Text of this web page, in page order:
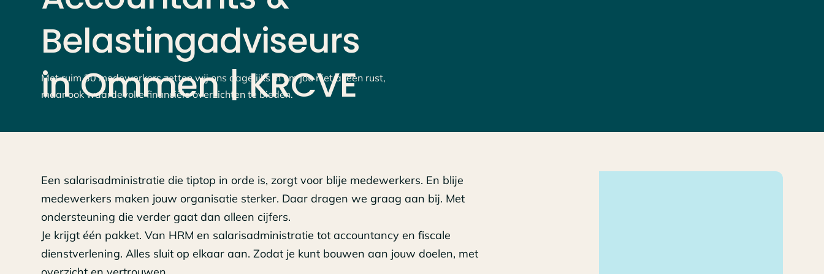
Belastingadviseurs
in Ommen | KRCVE
Met ruim 30 medewerkers zetten wij ons dagelijks in om jou niet alleen rust,
maar ook waardevolle financiële overzichten te bieden.
Een salarisadministratie die tiptop in orde is, zorgt voor blije medewerkers. En blije
medewerkers maken jouw organisatie sterker. Daar dragen we graag aan bij. Met
ondersteuning die verder gaat dan alleen cijfers.
Je krijgt één pakket. Van HRM en salarisadministratie tot accountancy en fiscale
dienstverlening. Alles sluit op elkaar aan. Zodat je kunt bouwen aan jouw doelen, met